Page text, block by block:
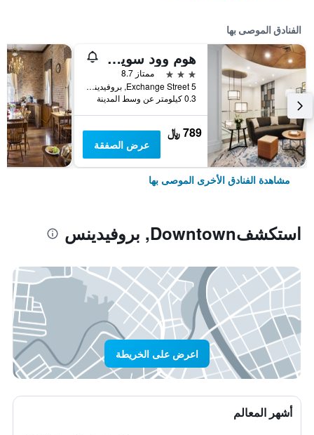
الفنادق الموصى بها
هوم وود سويتس باي هيلتون بروفيدنس داون تاون
3 نجوم
ممتاز 8.7
5 Exchange Street, بروفيدينس, RI, الولايات المتحدة الأميريكية
0.3 كيلومتر عن وسط المدينة
789 ﷼
عرض الصفقة
مشاهدة الفنادق الأخرى الموصى بها
استكشفDowntown, بروفيدينس
اعرض على الخريطة
أشهر المعالم